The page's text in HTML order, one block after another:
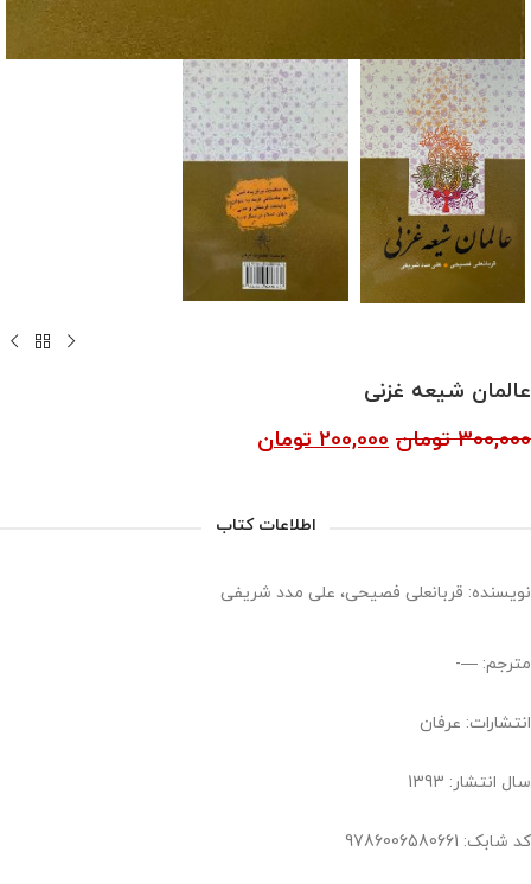
عالمان شیعه غزنی
300,000 تومان 200,000 تومان
اطلاعات کتاب
نویسنده: قربانعلی فصیحی، علی مدد شریفی
مترجم: —-
انتشارات: عرفان
سال انتشار: 1393
کد شابک: 9786006580661